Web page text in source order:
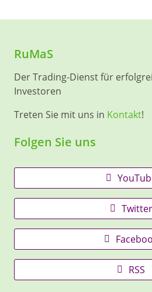
RuMaS
Der Trading-Dienst für
Investoren
Treten Sie mit uns in Kontakt!
Folgen Sie uns
Twitter
RSS